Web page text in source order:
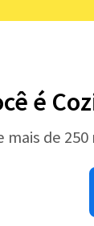
é
mais de